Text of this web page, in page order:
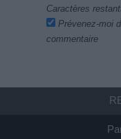
Caractères
Prévenez-moi
commentaire